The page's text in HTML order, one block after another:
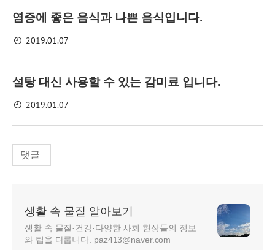
염증에 좋은 음식과 나쁜 음식입니다.
2019.01.07
설탕 대신 사용할 수 있는 감미료 입니다.
2019.01.07
댓글
생활 속 물질 알아보기
생활 속 물질·건강·다양한 사회 현상들의 정보
와 팁을 다룹니다. paz413@naver.com